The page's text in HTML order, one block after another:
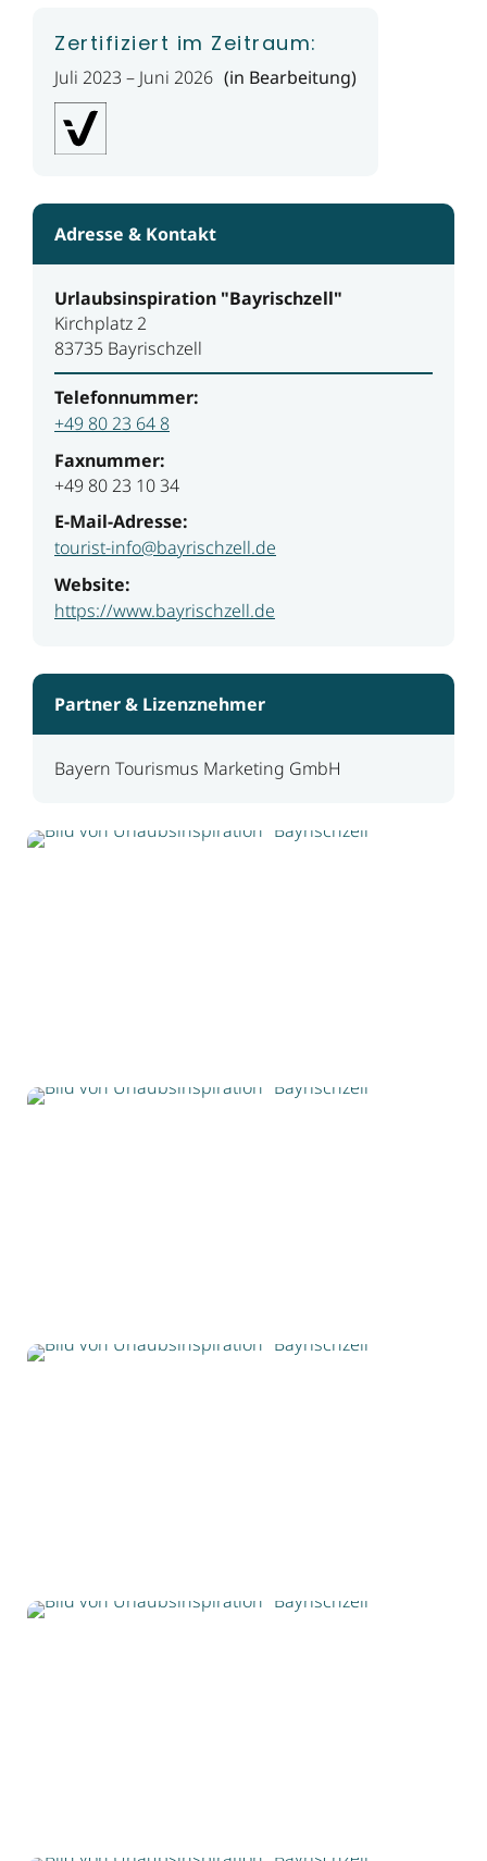
Zertifiziert im Zeitraum:
Juli 2023 – Juni 2026 (in Bearbeitung)
Adresse & Kontakt
Urlaubsinspiration "Bayrischzell"
Kirchplatz 2
83735 Bayrischzell
Telefonnummer:
+49 80 23 64 8
Faxnummer:
+49 80 23 10 34
E-Mail-Adresse:
tourist-info@bayrischzell.de
Website:
https://www.bayrischzell.de
Partner & Lizenznehmer
Bayern Tourismus Marketing GmbH